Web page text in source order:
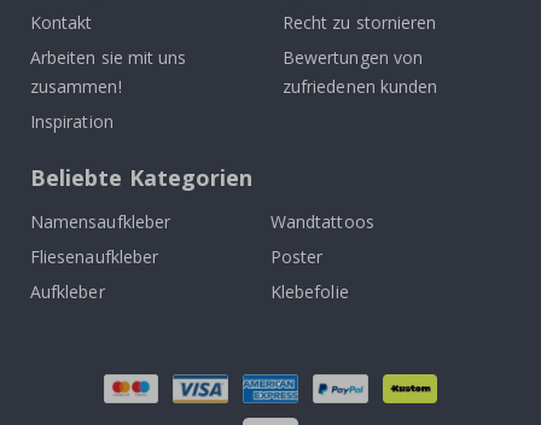
Kontakt
Arbeiten sie mit uns
zusammen!
Inspiration
Recht zu stornieren
Bewertungen von
zufriedenen kunden
Beliebte Kategorien
Namensaufkleber
Wandtattoos
Fliesenaufkleber
Poster
Aufkleber
Klebefolie